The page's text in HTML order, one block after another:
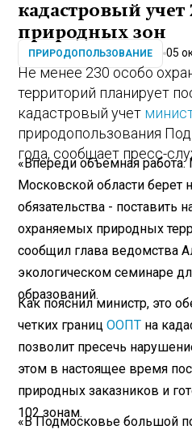
кадастровый учет
природных зон
ПРИРОДОПОЛЬЗОВАНИЕ 05
Не менее 230 особо
территорий планирует
кадастровый учет
природопользования
года, сообщает пресс-
«Впереди объемная работа.
Московской области
обязательства - поставить
охраняемых природных
сообщил глава ведомства
экологическом семинаре
образований.
Как пояснил министр, это
четких границООПТ на
позволит пресечь
этом в настоящее время
природных заказников и
102 зонам.
«В Подмосковье большой